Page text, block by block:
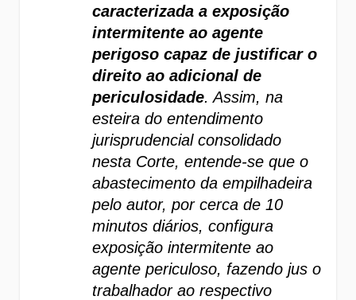
caracterizada a exposição
intermitente ao agente
perigoso capaz de justificar o
direito ao adicional de
periculosidade. Assim, na
esteira do entendimento
jurisprudencial consolidado
nesta Corte, entende-se que o
abastecimento da empilhadeira
pelo autor, por cerca de 10
minutos diários, configura
exposição intermitente ao
agente periculoso, fazendo jus o
trabalhador ao respectivo